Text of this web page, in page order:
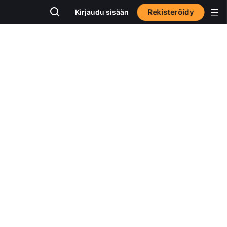
Kirjaudu sisään Rekisteröidy